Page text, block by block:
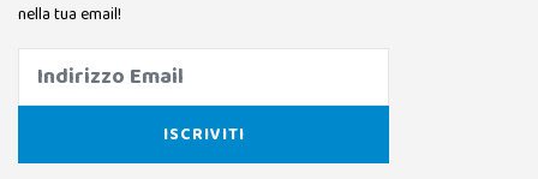
nella tua email!